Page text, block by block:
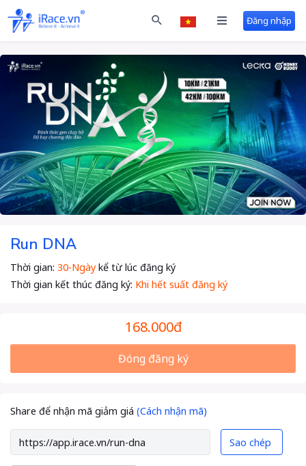
Đăng nhập
Run DNA
Thời gian: 30-Ngày kể từ lúc đăng ký
Thời gian kết thúc đăng ký: Khi hết suất đăng ký
168.000đ
Đóng đăng ký
Share để nhận mã giảm giá (Cách nhận mã)
Sao chép